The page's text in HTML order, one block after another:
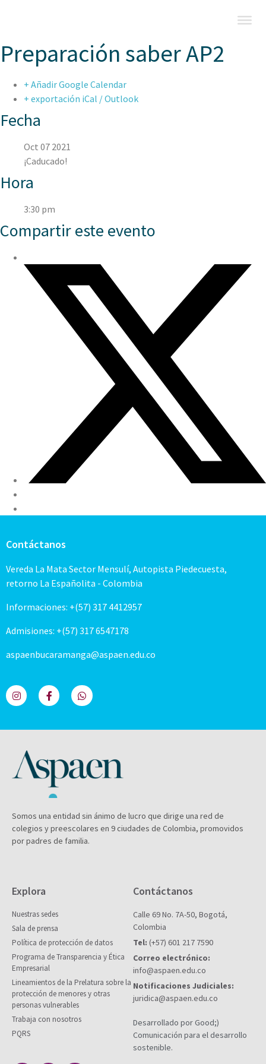
Preparación saber AP2
+ Añadir Google Calendar
+ exportación iCal / Outlook
Fecha
Oct 07 2021
¡Caducado!
Hora
3:30 pm
Compartir este evento
Contáctanos
Vereda La Mata Sector Mensulí, Autopista Piedecuesta,
retorno La Españolita - Colombia
Informaciones: +(57) 317 4412957
Admisiones: +(57) 317 6547178
aspaenbucaramanga@aspaen.edu.co
Somos una entidad sin ánimo de lucro que dirige una red de
colegios y preescolares en 9 ciudades de Colombia, promovidos
por padres de familia.
Explora
Nuestras sedes
Sala de prensa
Política de protección de datos
Programa de Transparencia y Ética
Empresarial
Lineamientos de la Prelatura sobre la
protección de menores y otras
personas vulnerables
Trabaja con nosotros
PQRS
Contáctanos
Calle 69 No. 7A-50, Bogotá,
Colombia
Tel: (+57) 601 217 7590
Correo electrónico:
info@aspaen.edu.co
Notificaciones Judiciales:
juridica@aspaen.edu.co
Desarrollado por Good;)
Comunicación para el desarrollo
sostenible.